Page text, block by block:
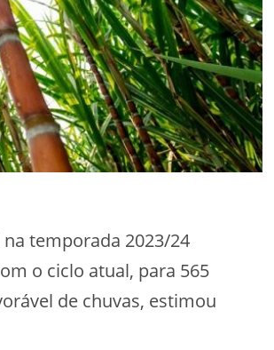
temporada 2023/24
o ciclo atual, para 565
de chuvas, estimou